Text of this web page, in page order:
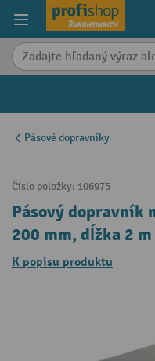
content
Pásové dopravníky
Číslo položky: 106975
Pásový dopravník
200 mm, dĺžka 2 m
K popisu produktu